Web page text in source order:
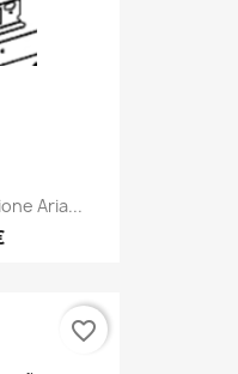
Aria...
favorite_border